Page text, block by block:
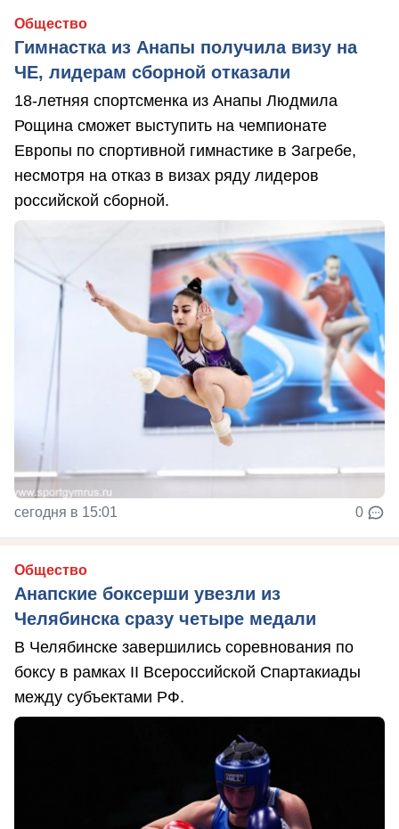
Общество
Гимнастка из Анапы получила визу на
ЧЕ, лидерам сборной отказали
18-летняя спортсменка из Анапы Людмила
Рощина сможет выступить на чемпионате
Европы по спортивной гимнастике в Загребе,
несмотря на отказ в визах ряду лидеров
российской сборной.
сегодня в 15:01 0
Общество
Анапские боксерши увезли из
Челябинска сразу четыре медали
В Челябинске завершились соревнования по
боксу в рамках II Всероссийской Спартакиады
между субъектами РФ.